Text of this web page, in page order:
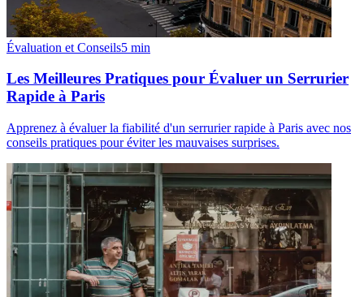
Évaluation et Conseils5 min
Les Meilleures Pratiques pour Évaluer un Serrurier
Rapide à Paris
Apprenez à évaluer la fiabilité d'un serrurier rapide à Paris avec nos
conseils pratiques pour éviter les mauvaises surprises.